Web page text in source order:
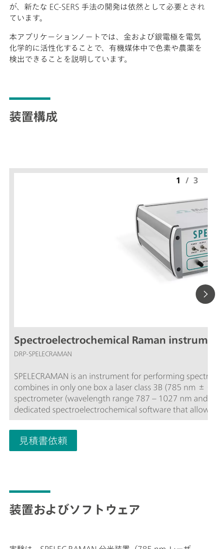
が、新たな EC-SERS 手法の開発は依然として必要とされ
ています。
本アプリケーションノートでは、金および銀電極を電気
化学的に活性化することで、有機媒体中で色素や農薬を
検出できることを説明しています。
装置構成
Spectroelectrochemical Raman
DRP-SPELECRAMAN
SPELECRAMAN is an instrument for performing
combines in only one box a laser class 3B (785 nm ± 0.5), a bipotentiostat/galvanostat and a
spectrometer (wavelength range 787 – 1027 nm and
dedicated spectroelectrochemical software that
synchronization.
1 / 3
見積書依頼
装置およびソフトウェア